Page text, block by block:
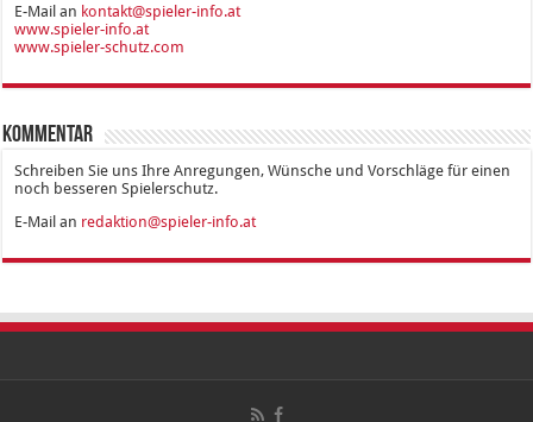
E-Mail an kontakt@spieler-info.at
www.spieler-info.at
www.spieler-schutz.com
Kommentar
Schreiben Sie uns Ihre Anregungen, Wünsche und Vorschläge für einen
noch besseren Spielerschutz.
E-Mail an redaktion@spieler-info.at